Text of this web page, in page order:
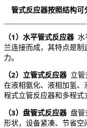
管式反应器按照结构可
（1）水平管式反应器水
兰连接而成，其特点是
力。
（2）立管式反应器 立
在液相氨化、液相加氢
程式立管反应器和多程式
（3）盘管式反应器盘管
形状，设备紧凑、节省空